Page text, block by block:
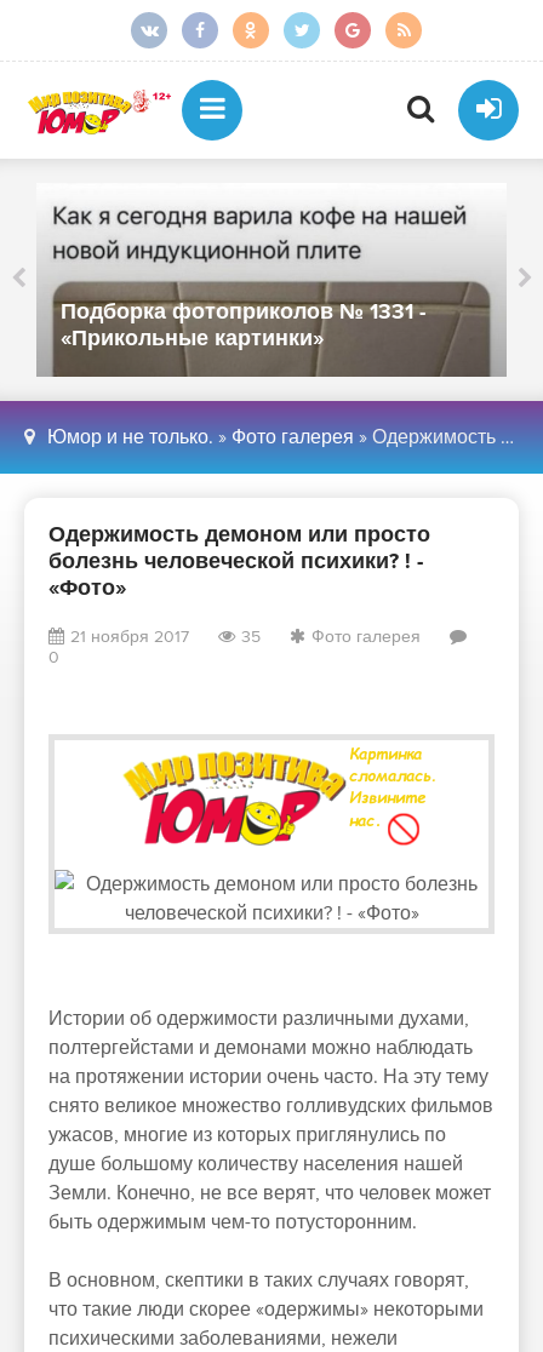
Подборка фотоприколов № 1331 -
«Прикольные картинки»
Юмор и не только. » Фото галерея » Одержимость демоном или просто болезнь человеческой психики? ! - «Фото»
Одержимость демоном или просто
болезнь человеческой психики? ! -
«Фото»
21 ноября 2017 35
Фото галерея
0
Истории об одержимости различными духами,
полтергейстами и демонами можно наблюдать
на протяжении истории очень часто. На эту тему
снято великое множество голливудских фильмов
ужасов, многие из которых приглянулись по
душе большому количеству населения нашей
Земли. Конечно, не все верят, что человек может
быть одержимым чем-то потусторонним.
В основном, скептики в таких случаях говорят,
что такие люди скорее «одержимы» некоторыми
психическими заболеваниями, нежели